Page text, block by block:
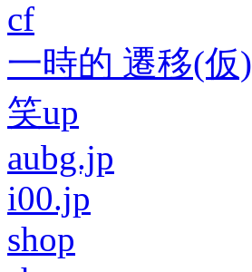
cf
一時的 遷移(仮)
笑up
aubg.jp
i00.jp
shop